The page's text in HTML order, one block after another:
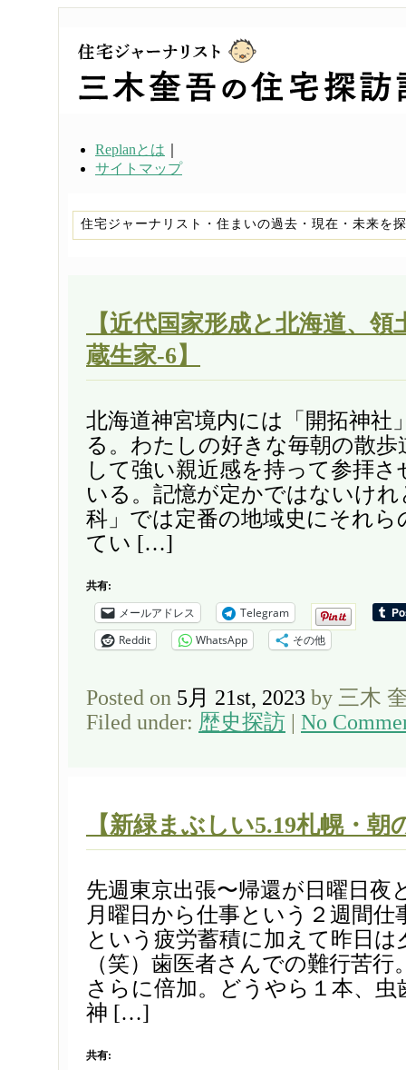
Replanとは
サイトマップ
住宅ジャーナリスト・住まいの過去・現在・未来を
【近代国家形成と北海道、領
蔵生家-6】
北海道神宮境内には「開拓神社
る。わたしの好きな毎朝の散
して強い親近感を持って参拝
いる。記憶が定かではないけ
科」では定番の地域史にそれら
てい […]
共有:
メールアドレス
Telegram
Reddit
WhatsApp その他
Posted on 5月 21st, 2023 by 三木
Filed under: 歴史探訪 | No
【新緑まぶしい5.19札幌・朝
先週東京出張〜帰還が日曜日夜
月曜日から仕事という２週間仕
という疲労蓄積に加えて昨日は
（笑）歯医者さんでの難行苦
さらに倍加。どうやら１本、
神 […]
共有: